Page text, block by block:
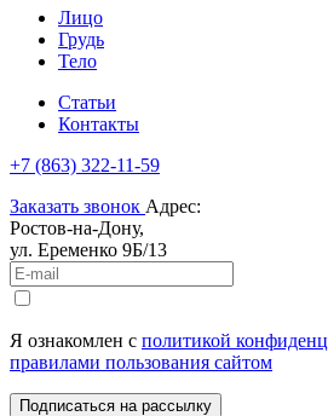
Лицо
Грудь
Тело
Статьи
Контакты
+7 (863) 322-11-59
Заказать звонок Адрес:
Ростов-на-Дону,
ул. Еременко 9Б/13
Я ознакомлен c политикой
правилами пользования сайтом
Подписаться на рассылку